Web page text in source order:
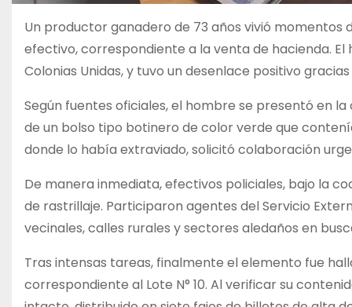
Un productor ganadero de 73 años vivió
efectivo, correspondiente a la venta de hacienda.
Colonias Unidas, y tuvo un desenlace positivo
Según fuentes oficiales, el hombre se presentó en
de un bolso tipo botinero de color verde que
donde lo había extraviado, solicitó colaboración
De manera inmediata, efectivos policiales, bajo la
de rastrillaje. Participaron agentes del Servicio
vecinales, calles rurales y sectores aledaños en
Tras intensas tareas, finalmente el elemento fue
correspondiente al Lote N° 10. Al verificar su